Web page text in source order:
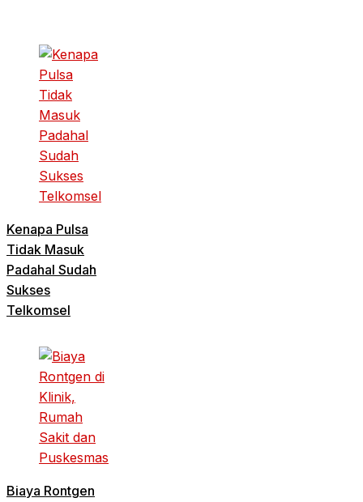
Kenapa Pulsa
Tidak Masuk
Padahal Sudah
Sukses
Telkomsel
Biaya Rontgen